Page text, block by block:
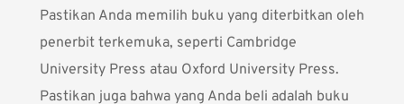
Pastikan Anda memilih buku yang diterbitkan oleh
penerbit terkemuka, seperti Cambridge
University Press atau Oxford University Press.
Pastikan juga bahwa yang Anda beli adalah buku